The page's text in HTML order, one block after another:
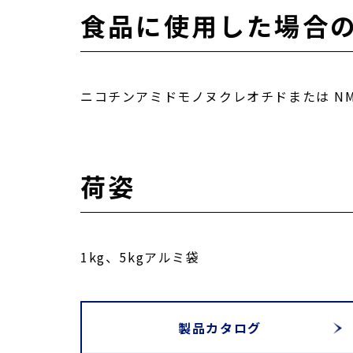
食品に使用した場合
ニコチンアミドモノヌクレオチドまたは
荷姿
1kg、5kgアルミ袋
製品カタログ